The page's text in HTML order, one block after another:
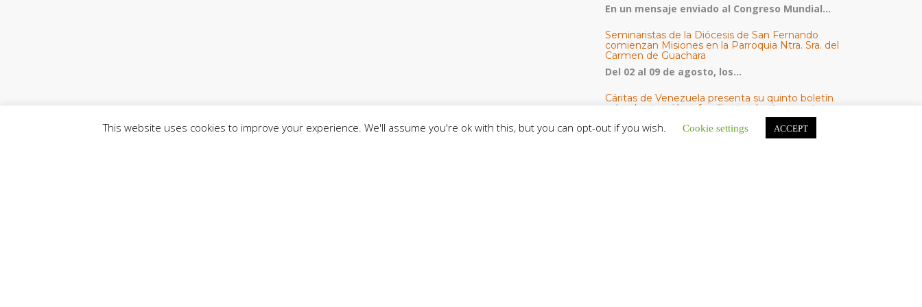
En un mensaje enviado al Congreso Mundial...
Seminaristas de la Diócesis de San Fernando
comienzan Misiones en la Parroquia Ntra. Sra. del
Carmen de Guachara
Del 02 al 09 de agosto, los...
Cáritas de Venezuela presenta su quinto boletín
sobre la atención a familias tras los terremotos
Cáritas de Venezuela publicó este martes 4...
This website uses cookies to improve your experience. We'll assume you're ok with this, but you can opt-out if you wish. Cookie settings ACCEPT